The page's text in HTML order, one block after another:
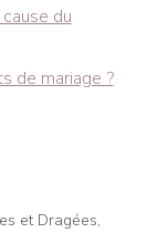
du
de mariage ?
et Dragées,